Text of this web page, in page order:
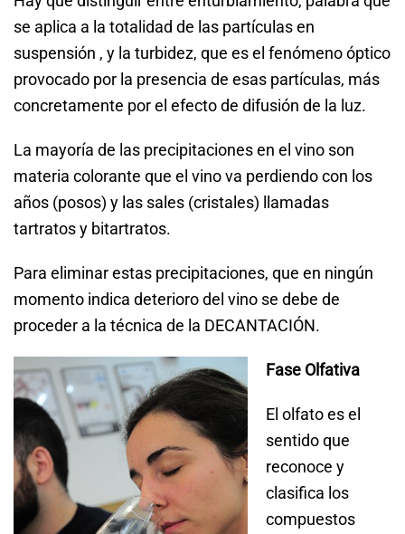
se aplica a la totalidad de las partículas en
suspensión , y la turbidez, que es el fenómeno óptico
provocado por la presencia de esas partículas, más
concretamente por el efecto de difusión de la luz.
La mayoría de las precipitaciones en el vino son
materia colorante que el vino va perdiendo con los
años (posos) y las sales (cristales) llamadas
tartratos y bitartratos.
Para eliminar estas precipitaciones, que en ningún
momento indica deterioro del vino se debe de
proceder a la técnica de la DECANTACIÓN.
Fase Olfativa
El olfato es el
sentido que
reconoce y
clasifica los
compuestos